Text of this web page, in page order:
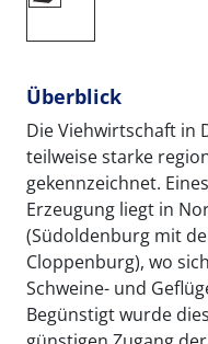
Überblick
Die Viehwirtschaft in
teilweise starke
gekennzeichnet.
Erzeugung liegt in
(Südoldenburg mit
Cloppenburg), wo
Schweine- und
Begünstigt wurde